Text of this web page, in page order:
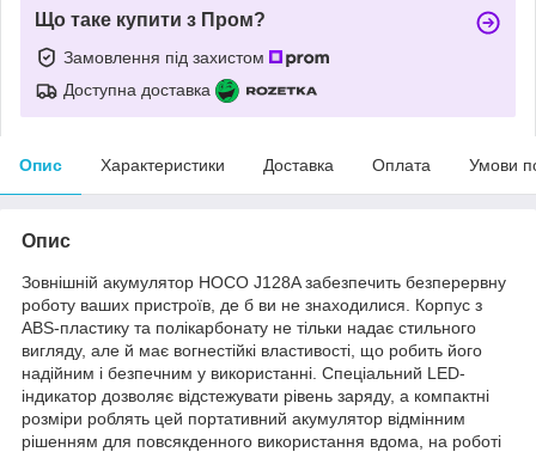
Що таке купити з Пром?
Замовлення під захистом
Доступна доставка
Опис Характеристики Доставка Оплата Умови
Опис
Зовнішній акумулятор HOCO J128A забезпечить безперервну
роботу ваших пристроїв, де б ви не знаходилися. Корпус з
ABS-пластику та полікарбонату не тільки надає стильного
вигляду, але й має вогнестійкі властивості, що робить його
надійним і безпечним у використанні. Спеціальний LED-
індикатор дозволяє відстежувати рівень заряду, а компактні
розміри роблять цей портативний акумулятор відмінним
рішенням для повсякденного використання вдома, на роботі